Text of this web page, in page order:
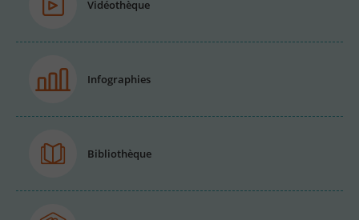
Vidéothèque
Infographies
Bibliothèque